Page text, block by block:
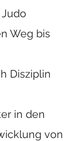
Weg bis
Disziplin
in den
von